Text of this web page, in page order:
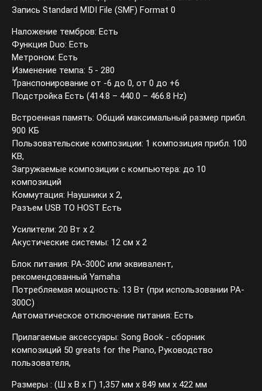
Запись Standard MIDI File (SMF) Format 0
Наложение тембров: Есть
Функция Duo: Есть
Метроном: Есть
Изменение темпа: 5 - 280
Транспонирование от -6 до 0, от 0 до +6
Подстройка Есть (414.8 – 440.0 – 466.8 Hz)
Встроенная память: Общий максимальный размер прибл.
900 КБ
Пользовательские композиции: 1 композиция прибл. 100
KB,
Загружаемые композиции с компьютера: до 10
композиций
Коммутация: Наушники x 2,
Разъем USB TO HOST Есть
Усилители: 20 Вт x 2
Акустические системы: 12 см x 2
Блок питания: PA-300С или эквивалент,
рекомендованный Yamaha
Потребляемая мощность: 13 Вт (при использовании PA-
300С)
Автоматическое отключение питания: Есть
Прилагаемые аксессуары: Song Book - сборник
композиций 50 greats for the Piano, Руководство
пользователя,
Размеры : (Ш х В х Г) 1,357 мм х 849 мм х 422 мм